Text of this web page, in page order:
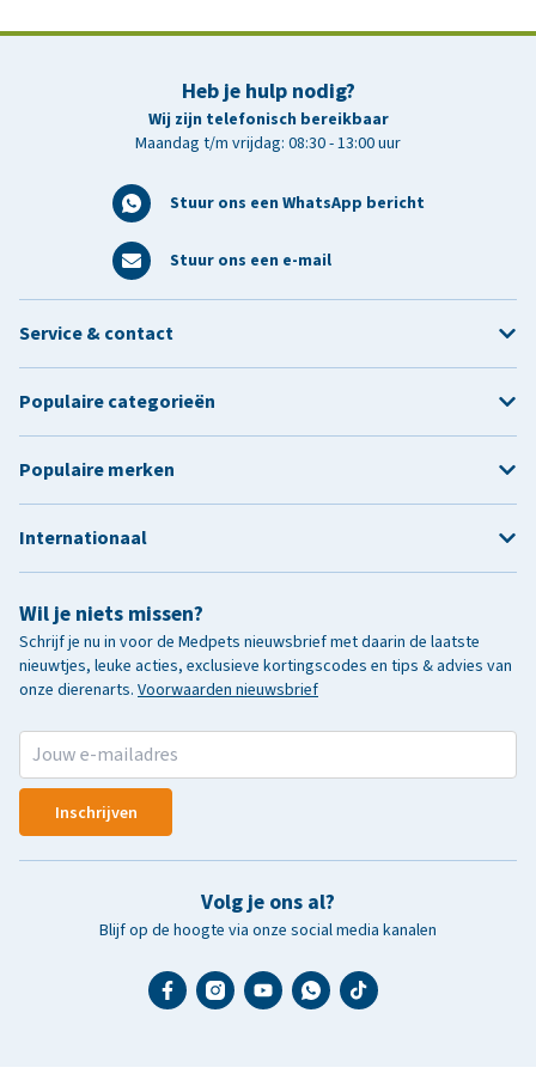
Heb je hulp nodig?
Wij zijn telefonisch bereikbaar
Maandag t/m vrijdag: 08:30 - 13:00 uur
Stuur ons een WhatsApp bericht
Stuur ons een e-mail
Wil je niets missen?
Schrijf je nu in voor de Medpets nieuwsbrief met daarin de laatste
nieuwtjes, leuke acties, exclusieve kortingscodes en tips & advies van
onze dierenarts. Voorwaarden nieuwsbrief
Inschrijven
Volg je ons al?
Blijf op de hoogte via onze social media kanalen
Service & contact
Populaire categorieën
Populaire merken
Internationaal